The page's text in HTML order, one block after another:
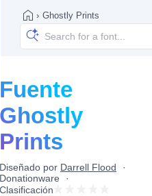
› Ghostly Prints
Fuente
Ghostly
Prints
Diseñado por Darrell Flood
Donationware
Clasificación